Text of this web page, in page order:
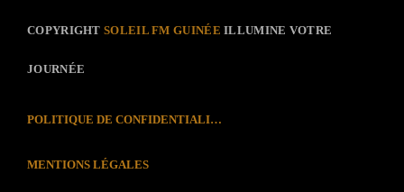
COPYRIGHTSOLEIL FM GUINÉE ILLUMINE VOTRE
JOURNÉE
POLITIQUE DE CONFIDENTIALITÉ
MENTIONS LÉGALES